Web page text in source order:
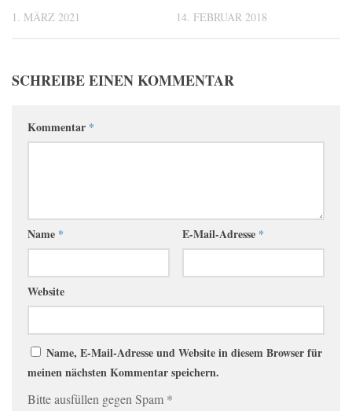
1. MÄRZ 2021 14. FEBRUAR 2018
SCHREIBE EINEN KOMMENTAR
Kommentar *
Name * E-Mail-Adresse *
Website
Name, E-Mail-Adresse und Website in diesem Browser für
meinen nächsten Kommentar speichern.
Bitte ausfüllen gegen Spam *